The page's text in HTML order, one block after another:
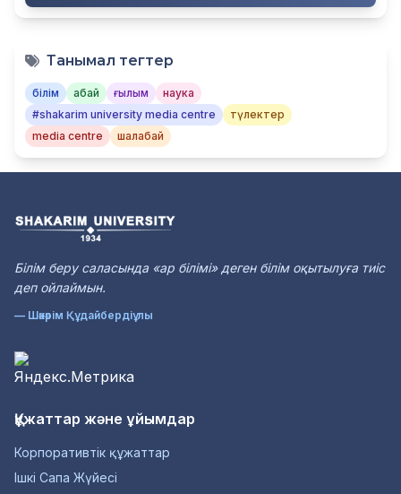
Танымал тегтер
білім абай ғылым
наука
#shakarim university media centre
түлектер
media centre
шалабай
Білім беру саласында «ар білімі» деген білім оқытылуға тиіс
деп ойлаймын.
— Шәкәрім Құдайбердіұлы
Құжаттар және ұйымдар
Корпоративтік құжаттар
Ішкі Сапа Жүйесі